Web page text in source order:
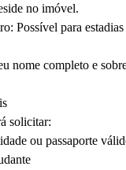
no imóvel.
Possível para
nome completo e
solicitar:
ou passaporte